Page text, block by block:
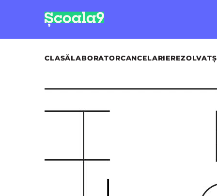
CLASĂLABORATORCANCELARIEREZOLVAT